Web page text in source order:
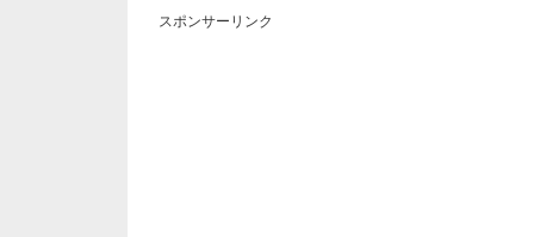
スポンサーリンク